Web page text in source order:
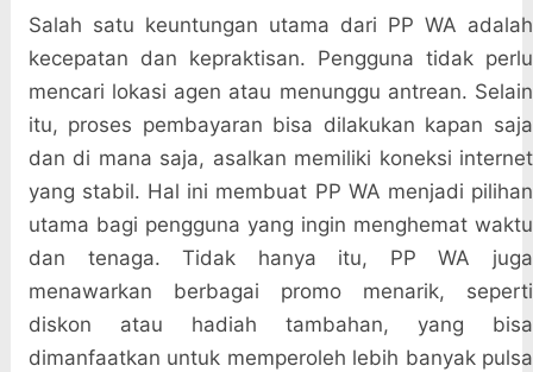
Salah satu keuntungan utama dari PP WA adalah
kecepatan dan kepraktisan. Pengguna tidak perlu
mencari lokasi agen atau menunggu antrean. Selain
itu, proses pembayaran bisa dilakukan kapan saja
dan di mana saja, asalkan memiliki koneksi internet
yang stabil. Hal ini membuat PP WA menjadi pilihan
utama bagi pengguna yang ingin menghemat waktu
dan tenaga. Tidak hanya itu, PP WA juga
menawarkan berbagai promo menarik, seperti
diskon atau hadiah tambahan, yang bisa
dimanfaatkan untuk memperoleh lebih banyak pulsa